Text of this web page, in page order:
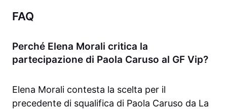
FAQ
Perché Elena Morali critica la
partecipazione di Paola Caruso al GF Vip?
Elena Morali contesta la scelta per il
precedente di squalifica di Paola Caruso da La